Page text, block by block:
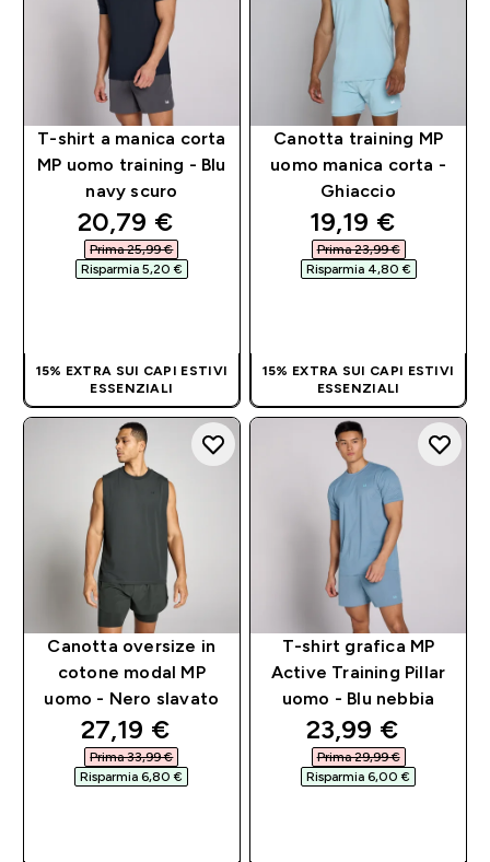
T-shirt a manica corta
MP uomo training - Blu
navy scuro
discounted price
20,79 €‎
Prima 25,99 €‎
Risparmia 5,20 €‎
15% EXTRA SUI CAPI ESTIVI
ESSENZIALI
Canotta training MP
uomo manica corta -
Ghiaccio
discounted
19,19 €‎
Prima 23,99 €‎
Risparmia 4,80 €‎
15% EXTRA SUI CAPI ESTIVI
ESSENZIALI
Canotta oversize in
cotone modal MP
uomo - Nero slavato
discounted price
27,19 €‎
Prima 33,99 €‎
Risparmia 6,80 €‎
T-shirt grafica MP
Active Training Pillar
uomo - Blu nebbia
discounted
23,99 €‎
Prima 29,99 €‎
Risparmia 6,00 €‎